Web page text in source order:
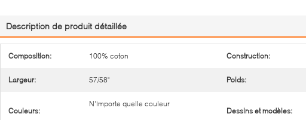
Description de produit détaillée
Composition: 100% coton Construction:
Largeur: 57/58" Poids:
Couleurs:
N'importe quelle couleur
Dessins et modèles: